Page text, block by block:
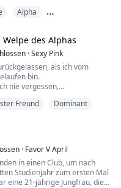
ich hätte fast laut
jüngste Tochter von
Alpha
des Alphas
·Sexy Pink
als ich vom
bin.
nie vergessen,
wurde.
ein Besuch in der Heimat in
enden würde.
gedacht, dass er mic...
Freund Dominant
· Favor V April
in einen Club, um nach
Studienjahr zum ersten Mal
eine 21-jährige Jungfrau, die